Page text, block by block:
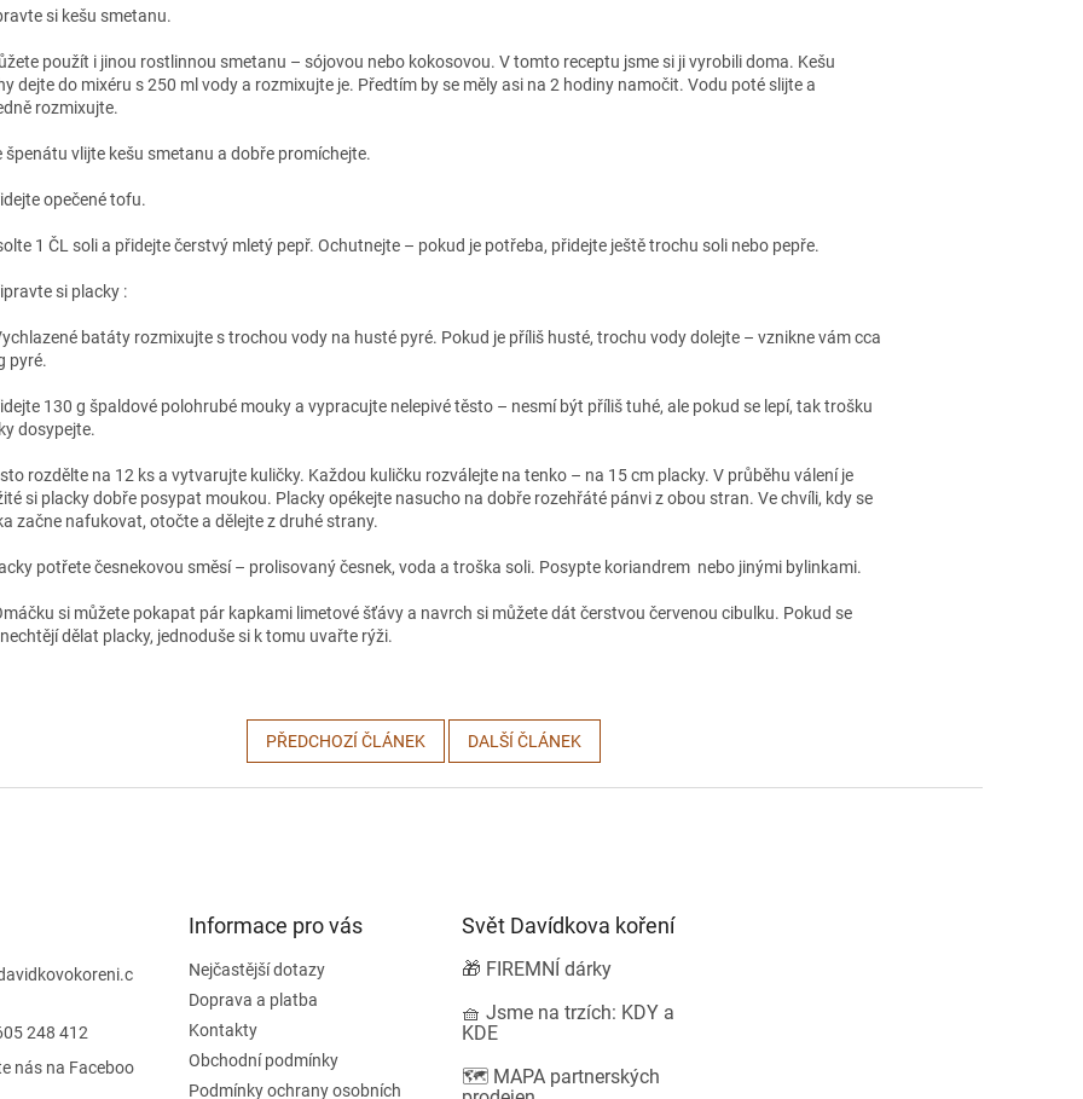
si kešu smetanu.
použít i jinou rostlinnou smetanu – sójovou nebo kokosovou. V tomto receptu jsme si ji vyrobili doma. Kešu
dejte do mixéru s 250 ml vody a rozmixujte je. Předtím by se měly asi na 2 hodiny namočit. Vodu poté slijte a
rozmixujte.
špenátu vlijte kešu smetanu a dobře promíchejte.
opečené tofu.
1 ČL soli a přidejte čerstvý mletý pepř. Ochutnejte – pokud je potřeba, přidejte ještě trochu soli nebo pepře.
si placky :
batáty rozmixujte s trochou vody na husté pyré. Pokud je příliš husté, trochu vody dolejte – vznikne vám cca
pyré.
130 g špaldové polohrubé mouky a vypracujte nelepivé těsto – nesmí být příliš tuhé, ale pokud se lepí, tak trošku
dosypejte.
rozdělte na 12 ks a vytvarujte kuličky. Každou kuličku rozválejte na tenko – na 15 cm placky. V průběhu válení je
si placky dobře posypat moukou. Placky opékejte nasucho na dobře rozehřáté pánvi z obou stran. Ve chvíli, kdy se
začne nafukovat, otočte a dělejte z druhé strany.
potřete česnekovou směsí – prolisovaný česnek, voda a troška soli. Posypte koriandrem nebo jinými bylinkami.
si můžete pokapat pár kapkami limetové šťávy a navrch si můžete dát čerstvou červenou cibulku. Pokud se
dělat placky, jednoduše si k tomu uvařte rýži.
PŘEDCHOZÍ ČLÁNEK DALŠÍ ČLÁNEK
248 412
nás na Faceboo
Informace pro vás
Nejčastější dotazy
Doprava a platba
Kontakty
Obchodní podmínky
Podmínky ochrany osobních
Svět Davídkova koření
🎁 FIREMNÍ dárky
🧺 Jsme na trzích: KDY a
KDE
🗺️ MAPA partnerských